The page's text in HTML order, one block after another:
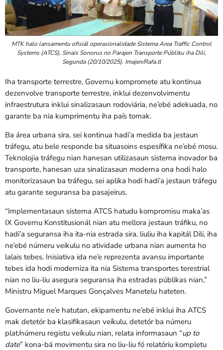
MTK halo lansamentu ofisiál operasionalidade Sistema Area Traffic Control
Systems (ATCS), Sinais Sonorus no Parajen Transporte Públiku iha Dili,
Segunda (20/10/2025). Imajen/Rafa.tl
Iha transporte terrestre, Governu kompromete atu kontinua
dezenvolve transporte terrestre, inklui dezenvolvimentu
infraestrutura inklui sinalizasaun rodoviária, ne’ebé adekuada, no
garante ba nia kumprimentu iha país tomak.
Ba área urbana sira, sei kontinua hadi’a medida ba jestaun
tráfegu, atu bele responde ba situasoins espesífika ne’ebé mosu.
Teknolojia tráfegu nian hanesan utilizasaun sistema inovador ba
transporte, hanesan uza sinalizasaun moderna ona hodi halo
monitorizasaun ba tráfegu, sei aplika hodi hadi’a jestaun tráfegu
atu garante seguransa ba pasajeirus.
“Implementasaun sistema ATCS hatudu kompromisu maka’as
IX Governu Konstitusionál nian atu mellora jestaun tráfiku, no
hadi’a seguransa iha ita-nia estrada sira, liuliu iha kapitál Dili, iha
ne’ebé númeru veikulu no atividade urbana nian aumenta ho
lalais tebes. Inisiativa ida ne’e reprezenta avansu importante
tebes ida hodi moderniza ita nia Sistema transportes terestrial
nian no liu-liu asegura seguransa iha estradas públikas nian,”
Ministru Miguel Marques Gonçalves Manetelu hateten.
Governante ne’e hatutan, ekipamentu ne’ebé inklui iha ATCS
mak detetór ba klasifikasaun veíkulu, detetór ba númeru
plat/númeru registu veíkulu nian, relata informasaun “up to
date” kona-bá movimentu sira no liu-liu fó relatóriu kompletu